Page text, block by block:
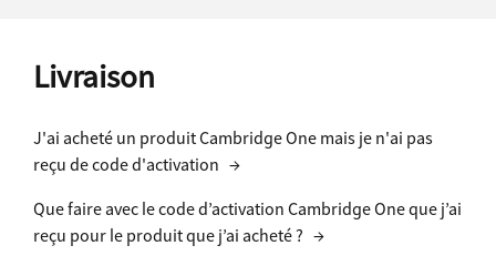
Livraison
J'ai acheté un produit Cambridge One mais je n'ai pas
reçu de code d'activation →
Que faire avec le code d’activation Cambridge One que j’ai
reçu pour le produit que j’ai acheté ? →